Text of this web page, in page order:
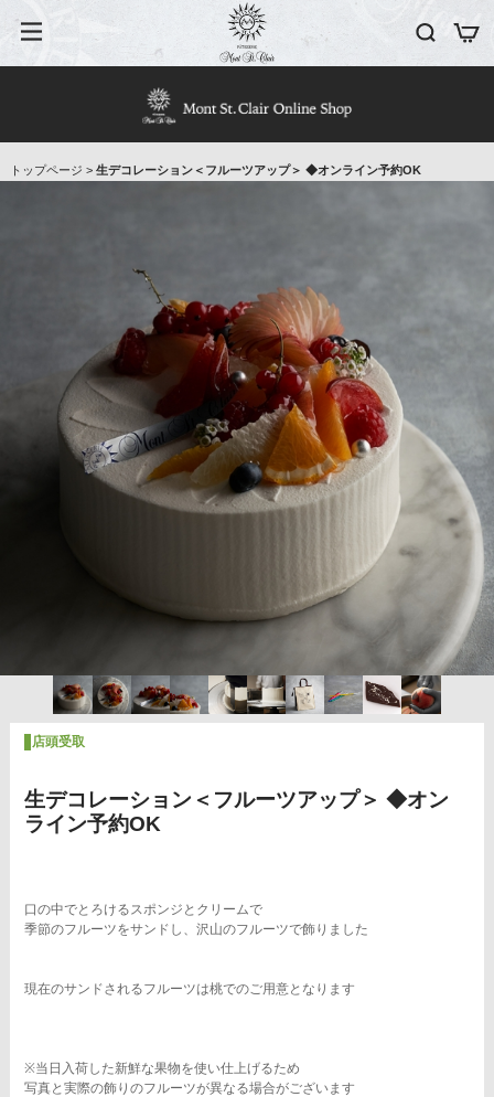
トップページ > 生デコレーション＜フルーツアップ＞ ◆オンライン予約OK
生デコレーション＜フルーツアップ＞ ◆オン
ライン予約OK
店頭受取
口の中でとろけるスポンジとクリームで
季節のフルーツをサンドし、沢山のフルーツで飾りました
現在のサンドされるフルーツは桃でのご用意となります
※当日入荷した新鮮な果物を使い仕上げるため
写真と実際の飾りのフルーツが異なる場合がございます